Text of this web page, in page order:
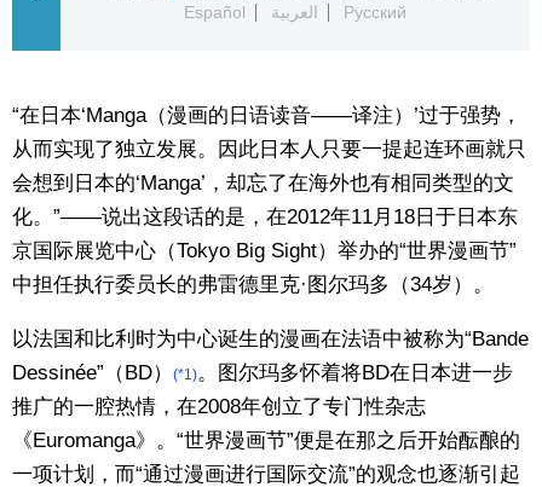
Español
العربية Русский
“在日本‘Manga（漫画的日语读音——译注）’过于强势，
从而实现了独立发展。因此日本人只要一提起连环画就只
会想到日本的‘Manga’，却忘了在海外也有相同类型的文
化。”——说出这段话的是，在2012年11月18日于日本东
京国际展览中心（Tokyo Big Sight）举办的“世界漫画节”
中担任执行委员长的弗雷德里克·图尔玛多（34岁）。
以法国和比利时为中心诞生的漫画在法语中被称为“Bande
Dessinée”（BD）
(*1)。图尔玛多怀着将BD在日本进一步
推广的一腔热情，在2008年创立了专门性杂志
《Euromanga》。“世界漫画节”便是在那之后开始酝酿的
一项计划，而“通过漫画进行国际交流”的观念也逐渐引起